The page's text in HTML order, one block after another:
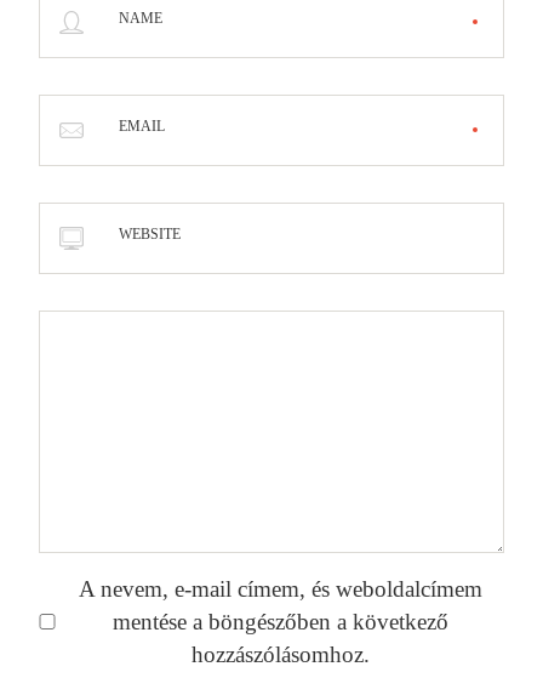
NAME
EMAIL
WEBSITE
A nevem, e-mail címem, és weboldalcímem
mentése a böngészőben a következő
hozzászólásomhoz.